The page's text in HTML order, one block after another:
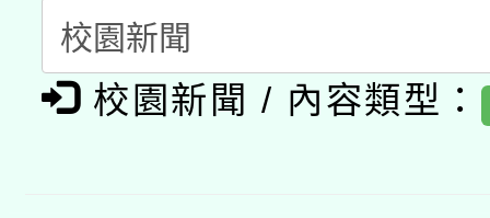
國立臺灣師範大學辦理
年度健康促進學校輔導
函轉國家教育研究院中
原住民族教育政策研討
轉知教育部國民及學前
函轉國立臺灣師範大學
校園新聞 / 內容類型：